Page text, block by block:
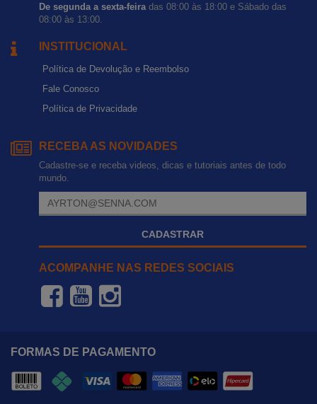
De segunda a sexta-feiradas 08:00 às 18:00 e Sábado das
08:00 às 13:00.
INSTITUCIONAL
Política de Devolução e Reembolso
Fale Conosco
Política de Privacidade
RECEBA AS NOVIDADES
Cadastre-se e receba videos, dicas e tutoriais antes de todo
mundo.
CADASTRAR
ACOMPANHE NAS REDES SOCIAIS
FORMAS DE PAGAMENTO